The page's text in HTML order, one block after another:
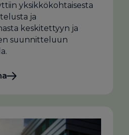
yksikkökohtaisesta
ja
keskitettyyn ja
suunnitteluun